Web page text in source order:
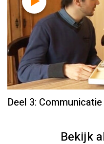
Deel 3: Communicatie
Bekijk